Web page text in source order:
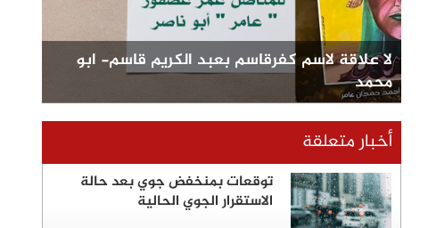
لا علاقة لاسم كفرقاسم بعبد الكريم قاسم- ابو
محمد
أخبار متعلقة
توقعات بمنخفض جوي بعد حالة
الاستقرار الجوي الحالية